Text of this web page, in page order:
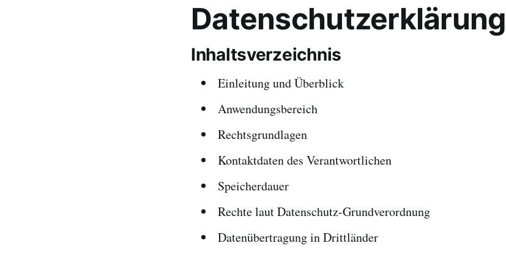
Datenschutzerklärung
Inhaltsverzeichnis
Einleitung und Überblick
Anwendungsbereich
Rechtsgrundlagen
Kontaktdaten des Verantwortlichen
Speicherdauer
Rechte laut Datenschutz-Grundverordnung
Datenübertragung in Drittländer